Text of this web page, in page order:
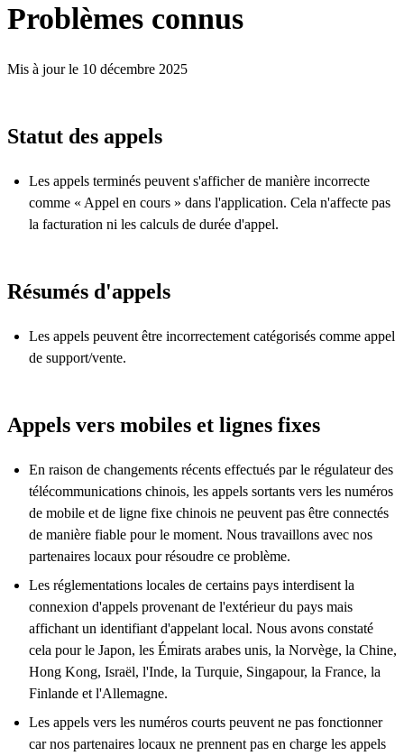
Problèmes connus
Mis à jour le 10 décembre 2025
Statut des appels
Les appels terminés peuvent s'afficher de manière incorrecte
comme « Appel en cours » dans l'application. Cela n'affecte pas
la facturation ni les calculs de durée d'appel.
Résumés d'appels
Les appels peuvent être incorrectement catégorisés comme appel
de support/vente.
Appels vers mobiles et lignes fixes
En raison de changements récents effectués par le régulateur des
télécommunications chinois, les appels sortants vers les numéros
de mobile et de ligne fixe chinois ne peuvent pas être connectés
de manière fiable pour le moment. Nous travaillons avec nos
partenaires locaux pour résoudre ce problème.
Les réglementations locales de certains pays interdisent la
connexion d'appels provenant de l'extérieur du pays mais
affichant un identifiant d'appelant local. Nous avons constaté
cela pour le Japon, les Émirats arabes unis, la Norvège, la Chine,
Hong Kong, Israël, l'Inde, la Turquie, Singapour, la France, la
Finlande et l'Allemagne.
Les appels vers les numéros courts peuvent ne pas fonctionner
car nos partenaires locaux ne prennent pas en charge les appels